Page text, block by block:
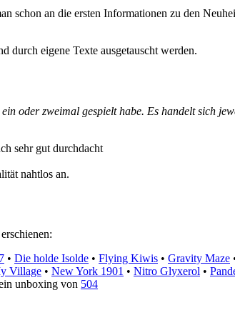
schon an die ersten Informationen zu den
durch eigene Texte ausgetauscht werden.
oder zweimal gespielt habe. Es handelt sich
sehr gut durchdacht
nahtlos an.
• Die holde Isolde • Flying Kiwis • Gravity Maze
Village • New York 1901 • Nitro Glyxerol •
unboxing von 504